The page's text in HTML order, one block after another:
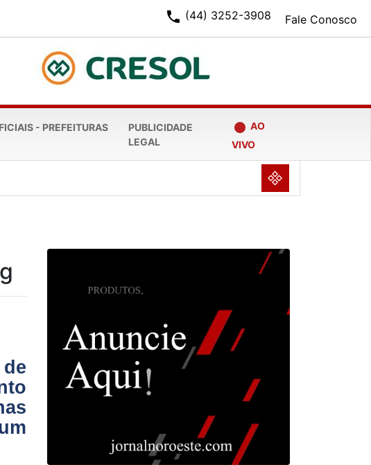
Fale Conosco
phone (44) 3252-3908
- PREFEITURAS
PUBLICIDADE
LEGAL
fiber_manual_record AO
VIVO
NULL